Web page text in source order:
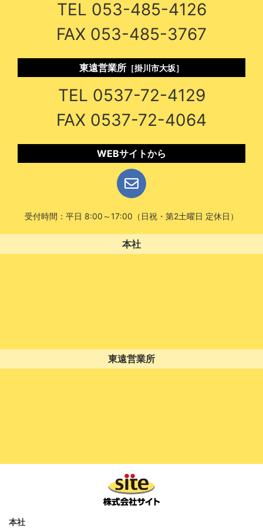
TEL 053-485-4126
FAX 053-485-3767
東遠営業所 ［掛川市大坂］
TEL 0537-72-4129
FAX 0537-72-4064
WEBサイトから
受付時間：平日 8:00～17:00（日祝・第2土曜日 定休日）
本社
東遠営業所
本社